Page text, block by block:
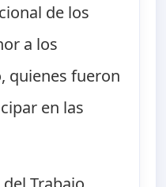
de los
a los
quienes fueron
en las